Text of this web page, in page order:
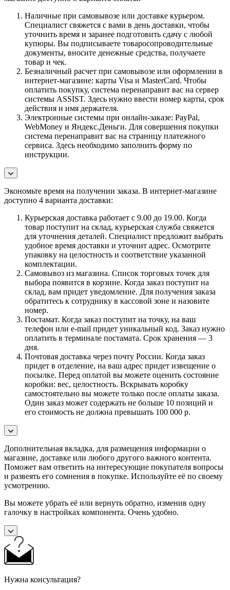
Наличные при самовывозе или доставке курьером.
Специалист свяжется с вами в день доставки, чтобы
уточнить время и заранее подготовить сдачу с любой
купюры. Вы подписываете товаросопроводительные
документы, вносите денежные средства, получаете
товар и чек.
Безналичный расчет при самовывозе или оформлении в
интернет-магазине: карты Visa и MasterCard. Чтобы
оплатить покупку, система перенаправит вас на сервер
системы ASSIST. Здесь нужно ввести номер карты, срок
действия и имя держателя.
Электронные системы при онлайн-заказе: PayPal,
WebMoney и Яндекс.Деньги. Для совершения покупки
система перенаправит вас на страницу платежного
сервиса. Здесь необходимо заполнить форму по
инструкции.
Экономьте время на получении заказа. В интернет-магазине
доступно 4 варианта доставки:
Курьерская доставка работает с 9.00 до 19.00. Когда
товар поступит на склад, курьерская служба свяжется
для уточнения деталей. Специалист предложит выбрать
удобное время доставки и уточнит адрес. Осмотрите
упаковку на целостность и соответствие указанной
комплектации.
Самовывоз из магазина. Список торговых точек для
выбора появится в корзине. Когда заказ поступит на
склад, вам придет уведомление. Для получения заказа
обратитесь к сотруднику в кассовой зоне и назовите
номер.
Постамат. Когда заказ поступит на точку, на ваш
телефон или e-mail придет уникальный код. Заказ нужно
оплатить в терминале постамата. Срок хранения — 3
дня.
Почтовая доставка через почту России. Когда заказ
придет в отделение, на ваш адрес придет извещение о
посылке. Перед оплатой вы можете оценить состояние
коробки: вес, целостность. Вскрывать коробку
самостоятельно вы можете только после оплаты заказа.
Один заказ может содержать не больше 10 позиций и
его стоимость не должна превышать 100 000 р.
Дополнительная вкладка, для размещения информации о
магазине, доставке или любого другого важного контента.
Поможет вам ответить на интересующие покупателя вопросы
и развеять его сомнения в покупке. Используйте её по своему
усмотрению.
Вы можете убрать её или вернуть обратно, изменив одну
галочку в настройках компонента. Очень удобно.
Нужна консультация?